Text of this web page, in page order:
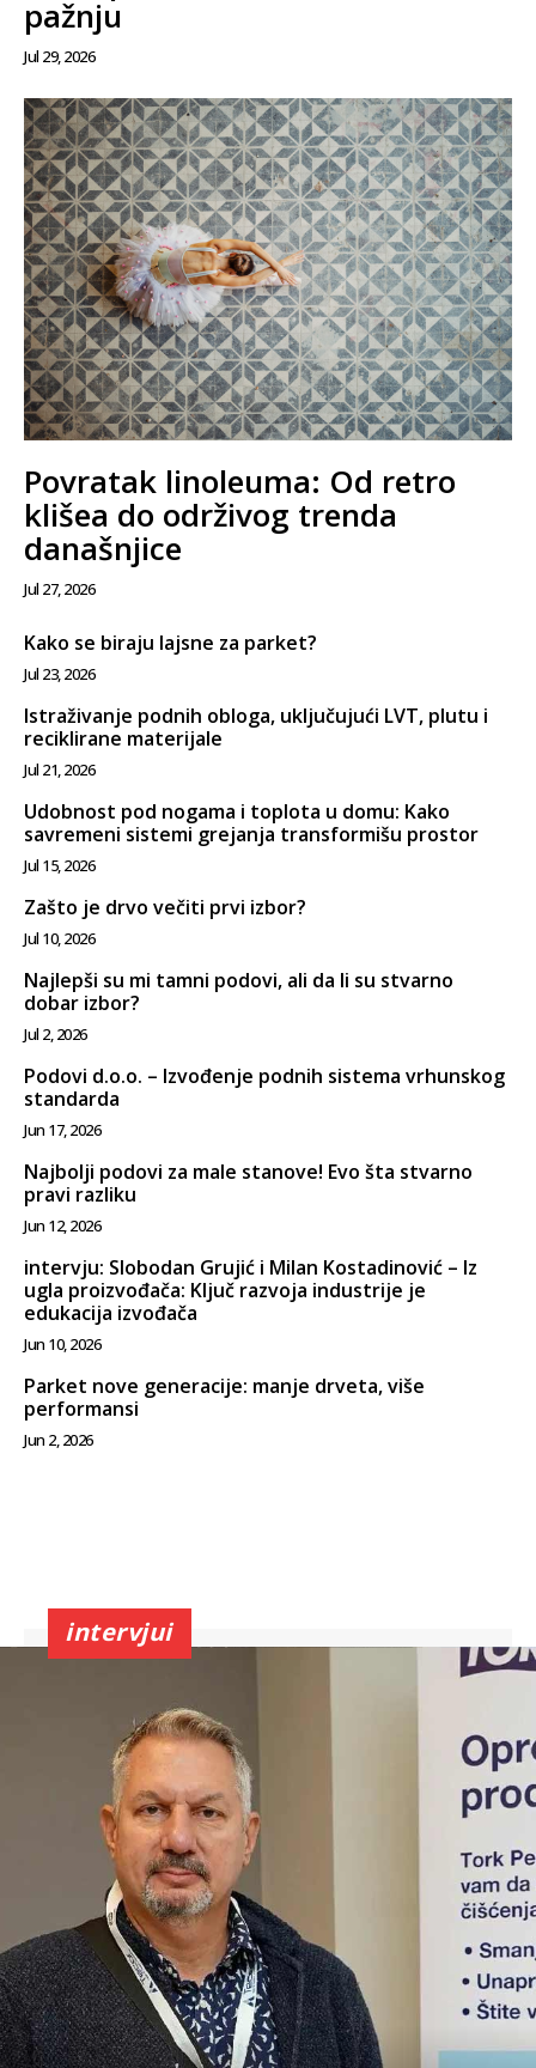
pažnju
Jul 29, 2026
Povratak linoleuma: Od retro
klišea do održivog trenda
današnjice
Jul 27, 2026
Kako se biraju lajsne za parket?
Jul 23, 2026
Istraživanje podnih obloga, uključujući LVT, plutu i
reciklirane materijale
Jul 21, 2026
Udobnost pod nogama i toplota u domu: Kako
savremeni sistemi grejanja transformišu prostor
Jul 15, 2026
Zašto je drvo večiti prvi izbor?
Jul 10, 2026
Najlepši su mi tamni podovi, ali da li su stvarno
dobar izbor?
Jul 2, 2026
Podovi d.o.o. – Izvođenje podnih sistema vrhunskog
standarda
Jun 17, 2026
Najbolji podovi za male stanove! Evo šta stvarno
pravi razliku
Jun 12, 2026
intervju: Slobodan Grujić i Milan Kostadinović – Iz
ugla proizvođača: Ključ razvoja industrije je
edukacija izvođača
Jun 10, 2026
Parket nove generacije: manje drveta, više
performansi
Jun 2, 2026
intervjui